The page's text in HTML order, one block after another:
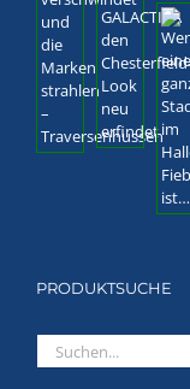
PRODUKTSUCHE